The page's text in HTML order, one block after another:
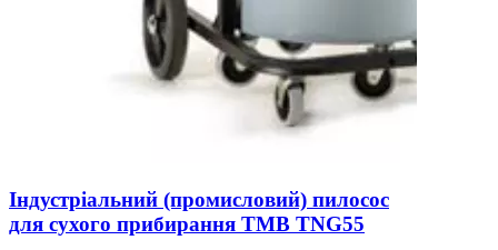
Індустріальний (промисловий) пилосос
для сухого прибирання TMB TNG55